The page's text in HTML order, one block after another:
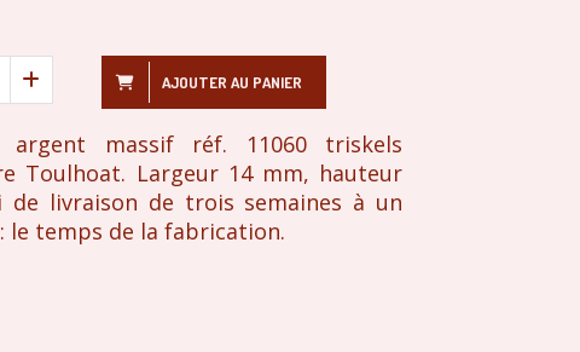
AJOUTER AU PANIER
argent massif réf. 11060 triskels
Toulhoat. Largeur 14 mm, hauteur
de livraison de trois semaines à un
le temps de la fabrication.